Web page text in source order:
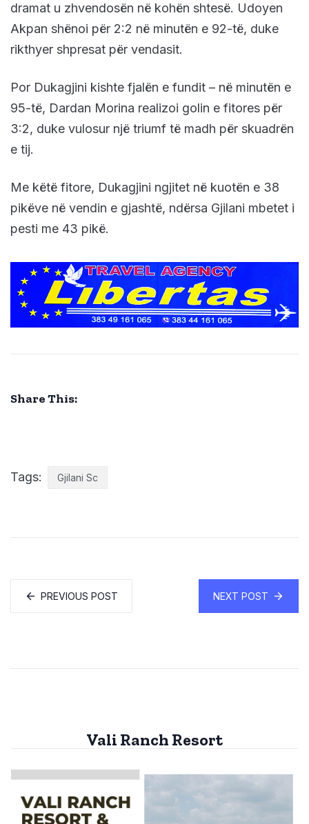
dramat u zhvendosën në kohën shtesë. Udoyen
Akpan shënoi për 2:2 në minutën e 92-të, duke
rikthyer shpresat për vendasit.
Por Dukagjini kishte fjalën e fundit – në minutën e
95-të, Dardan Morina realizoi golin e fitores për
3:2, duke vulosur një triumf të madh për skuadrën
e tij.
Me këtë fitore, Dukagjini ngjitet në kuotën e 38
pikëve në vendin e gjashtë, ndërsa Gjilani mbetet i
pesti me 43 pikë.
Share This:
Tags: Gjilani Sc
PREVIOUS POST NEXT POST
Vali Ranch Resort